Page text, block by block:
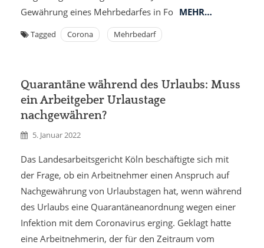
Gewährung eines Mehrbedarfes in Fo MEHR…
Tagged Corona Mehrbedarf
Quarantäne während des Urlaubs: Muss
ein Arbeitgeber Urlaustage
nachgewähren?
5. Januar 2022
Das Landesarbeitsgericht Köln beschäftigte sich mit
der Frage, ob ein Arbeitnehmer einen Anspruch auf
Nachgewährung von Urlaubstagen hat, wenn während
des Urlaubs eine Quarantäneanordnung wegen einer
Infektion mit dem Coronavirus erging. Geklagt hatte
eine Arbeitnehmerin, der für den Zeitraum vom